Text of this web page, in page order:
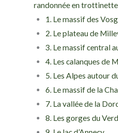
randonnée en
1. Le massif des
2. Le plateau de
3. Le massif central
4. Les calanques de
5. Les Alpes autour
6. Le massif de la
7. La vallée de la
8. Les gorges du